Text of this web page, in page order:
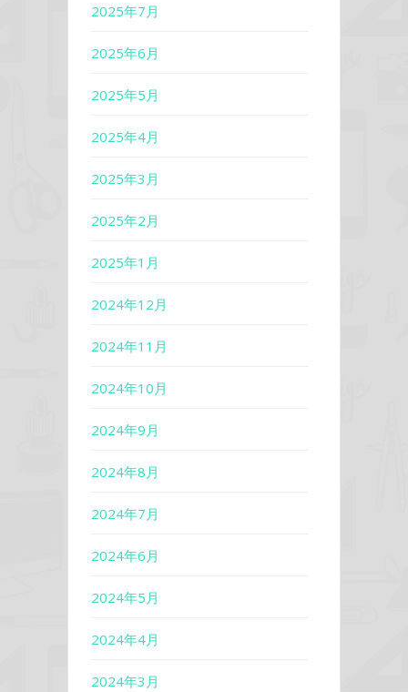
2025年7月
2025年6月
2025年5月
2025年4月
2025年3月
2025年2月
2025年1月
2024年12月
2024年11月
2024年10月
2024年9月
2024年8月
2024年7月
2024年6月
2024年5月
2024年4月
2024年3月